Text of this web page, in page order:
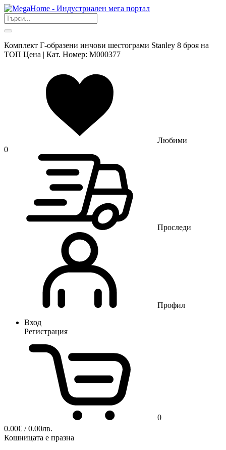
Комплект Г-образени инчови шестограми Stanley 8 броя на
ТОП Цена | Кат. Номер: M000377
Любими
0
Проследи
Профил
Вход
Регистрация
0
0.00€ / 0.00лв.
Кошницата е празна